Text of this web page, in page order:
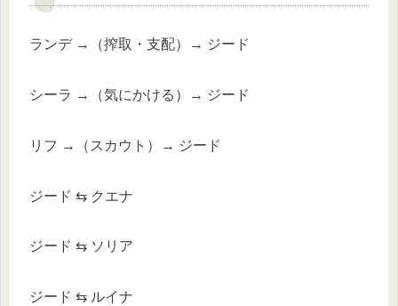
ランデ →（搾取・支配）→ ジード
シーラ →（気にかける）→ ジード
リフ →（スカウト）→ ジード
ジード ⇆ クエナ
ジード ⇆ ソリア
ジード ⇆ ルイナ